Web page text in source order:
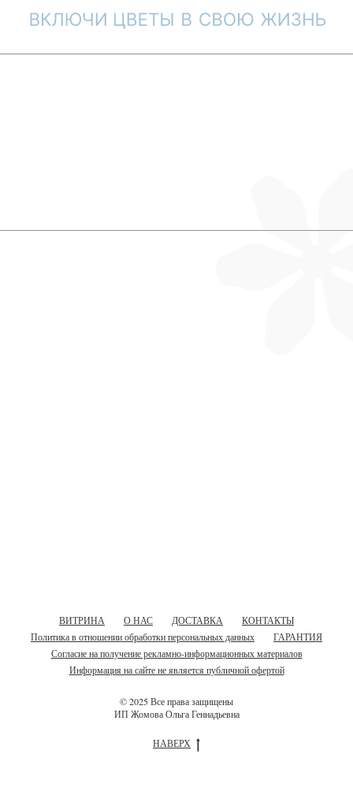
ВИТРИНА О НАС ДОСТАВКА
КОНТАКТЫ
Политика в отношении обработки персональных данных
ГАРАНТИЯ
Согласие на получение рекламно-информационных материалов
Информация на сайте не является публичной офертой
© 2025 Все права защищены
ИП Жомова Ольга Геннадьевна
НАВЕРХ